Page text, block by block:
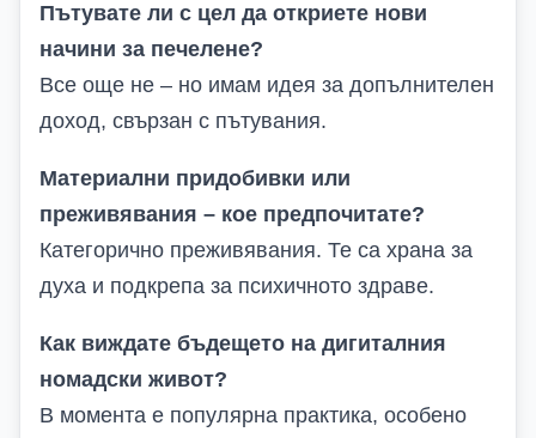
Пътувате ли с цел да откриете нови
начини за печелене?
Все още не – но имам идея за допълнителен
доход, свързан с пътувания.
Материални придобивки или
преживявания – кое предпочитате?
Категорично преживявания. Те са храна за
духа и подкрепа за психичното здраве.
Как виждате бъдещето на дигиталния
номадски живот?
В момента е популярна практика, особено